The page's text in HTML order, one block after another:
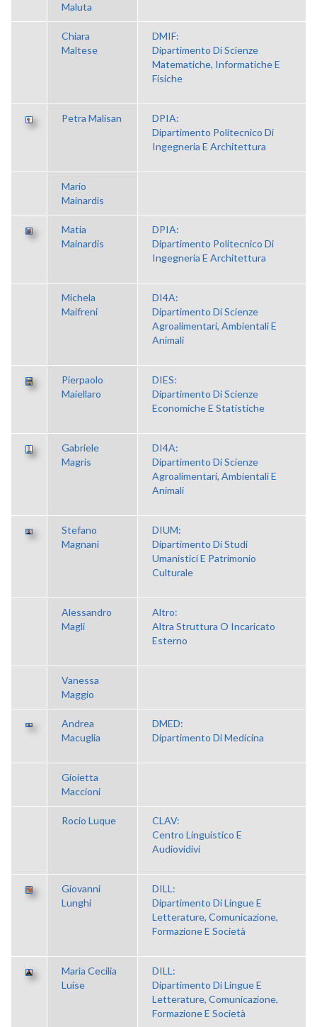
Maluta
Chiara
Maltese
DMIF:
Dipartimento Di Scienze
Matematiche, Informatiche E
Fisiche
Petra Malisan
DPIA:
Dipartimento Politecnico Di
Ingegneria E Architettura
Mario
Mainardis
Matia
Mainardis
DPIA:
Dipartimento Politecnico Di
Ingegneria E Architettura
Michela
Maifreni
DI4A:
Dipartimento Di Scienze
Agroalimentari, Ambientali E
Animali
Pierpaolo
Maiellaro
DIES:
Dipartimento Di Scienze
Economiche E Statistiche
Gabriele
Magris
DI4A:
Dipartimento Di Scienze
Agroalimentari, Ambientali E
Animali
Stefano
Magnani
DIUM:
Dipartimento Di Studi
Umanistici E Patrimonio
Culturale
Alessandro
Magli
Altro:
Altra Struttura O Incaricato
Esterno
Vanessa
Maggio
Andrea
Macuglia
DMED:
Dipartimento Di Medicina
Gioietta
Maccioni
Rocio Luque
CLAV:
Centro Linguistico E
Audiovidivi
Giovanni
Lunghi
DILL:
Dipartimento Di Lingue E
Letterature, Comunicazione,
Formazione E Società
Maria Cecilia
Luise
DILL:
Dipartimento Di Lingue E
Letterature, Comunicazione,
Formazione E Società